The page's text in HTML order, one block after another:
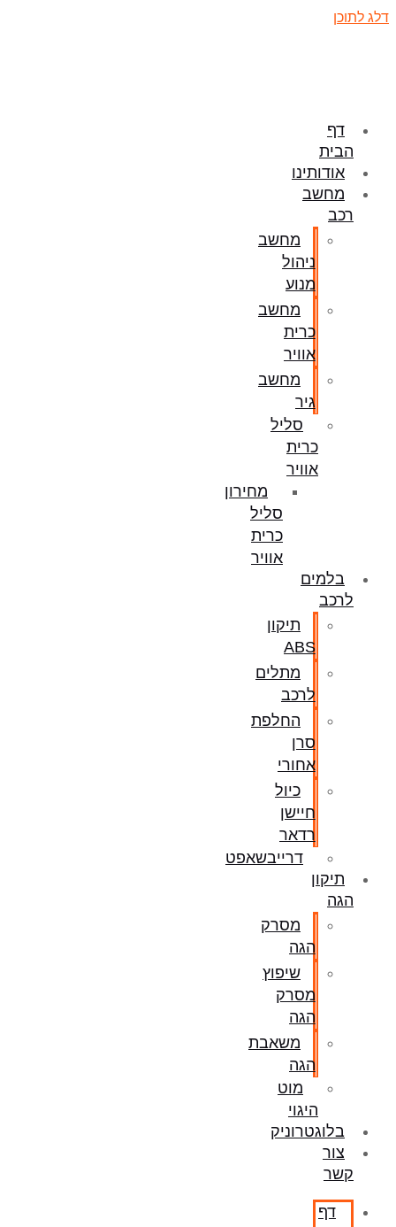
דלג לתוכן
דף
הבית
אודותינו
מחשב
רכב
מחשב
ניהול
מנוע
מחשב
כרית
אוויר
מחשב
גיר
סליל
כרית
אוויר
מחירון
סליל
כרית
אוויר
בלמים
לרכב
תיקון
ABS
מתלים
לרכב
החלפת
סרן
אחורי
כיול
חיישן
רדאר
דרייבשאפט
תיקון
הגה
מסרק
הגה
שיפוץ
מסרק
הגה
משאבת
הגה
מוט
היגוי
בלוגטרוניק
צור
קשר
דף